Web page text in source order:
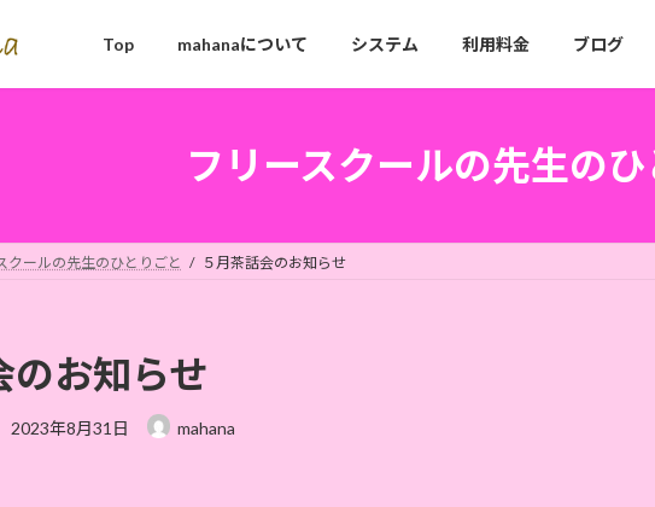
Top mahanaについて システム 利用料金 ブログ
フリースクールの先生の
クールの先生のひとりごと ５月茶話会のお知らせ
のお知らせ
最
2023年8月31日 mahana